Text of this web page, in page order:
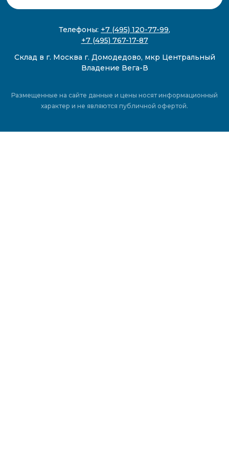
Телефоны: +7 (495) 120-77-99,
+7 (495) 767-17-87
Склад в г. Москва г. Домодедово, мкр Центральный
Владение Вега-В
Размещенные на сайте данные и цены носят информационный
характер и не являются публичной офертой.